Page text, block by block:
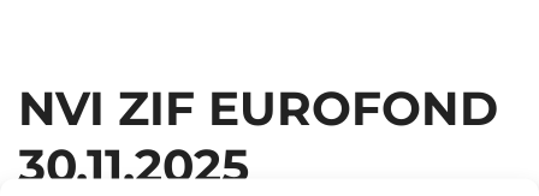
NVI ZIF EUROFOND
30.11.2025